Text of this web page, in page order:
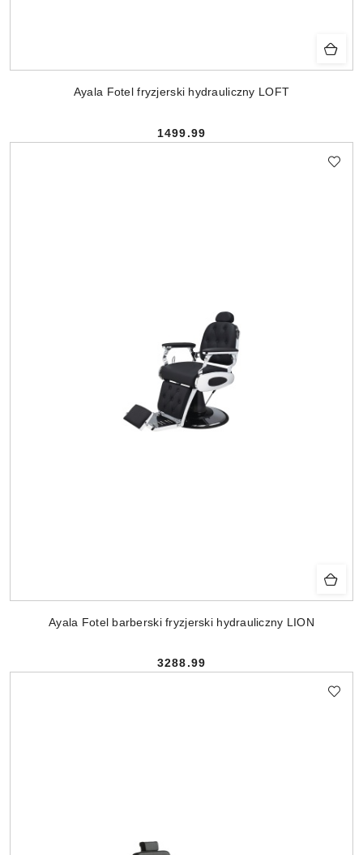
Ayala Fotel fryzjerski hydrauliczny LOFT
Cena:
1499.99
Ayala Fotel barberski fryzjerski hydrauliczny LION
Cena:
3288.99